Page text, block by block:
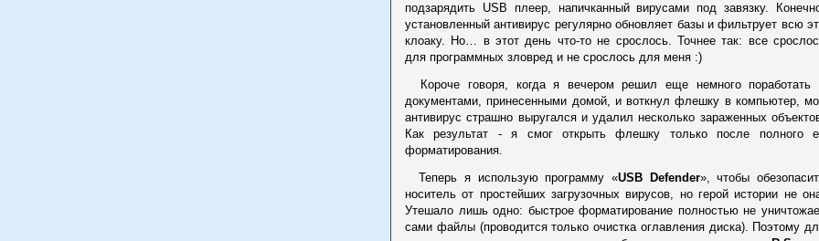
подзарядить USB плеер, напичканный вирусами под завязку.
установленный антивирус регулярно обновляет базы и фильтрует всю
клоаку. Но… в этот день что-то не срослось. Точнее так: все
для программных зловред и не срослось для меня :)
Короче говоря, когда я вечером решил еще немного поработать
документами, принесенными домой, и воткнул флешку в компьютер,
антивирус страшно выругался и удалил несколько зараженных
Как результат - я смог открыть флешку только после полного
форматирования.
Теперь я использую программу «USB Defender», чтобы
носитель от простейших загрузочных вирусов, но герой истории не
Утешало лишь одно: быстрое форматирование полностью не
сами файлы (проводится только очистка оглавления диска). Поэтому